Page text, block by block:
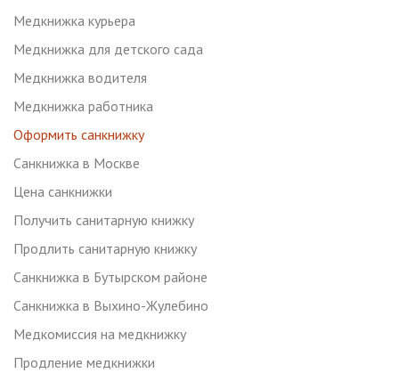
Медкнижка курьера
Медкнижка для детского сада
Медкнижка водителя
Медкнижка работника
Оформить санкнижку
Санкнижка в Москве
Цена санкнижки
Получить санитарную книжку
Продлить санитарную книжку
Санкнижка в Бутырском районе
Санкнижка в Выхино-Жулебино
Медкомиссия на медкнижку
Продление медкнижки